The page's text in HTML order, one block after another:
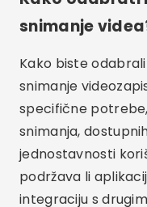
videozapisi
Zaključak
Zaključno, odabir
videozapisa može
jednostavnost
besplatnih opcija i
profesionalnih